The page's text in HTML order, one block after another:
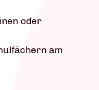
oder
am